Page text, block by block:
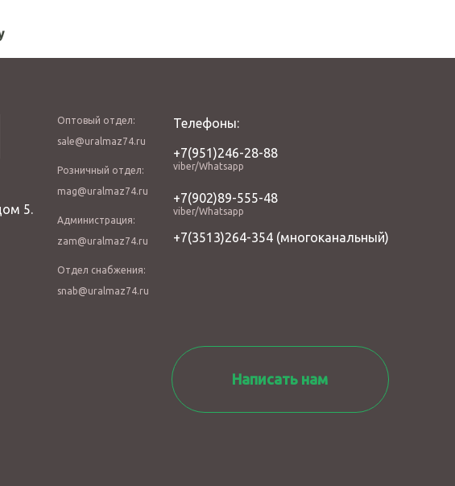
5.
Оптовый отдел:
sale@uralmaz74.ru
Розничный отдел:
mag@uralmaz74.ru
Администрация:
zam@uralmaz74.ru
Отдел снабжения:
snab@uralmaz74.ru
Телефоны:
+7(951)246-28-88
viber/Whatsapp
+7(902)89-555-48
viber/Whatsapp
+7(3513)264-354(многоканальный)
Написать нам